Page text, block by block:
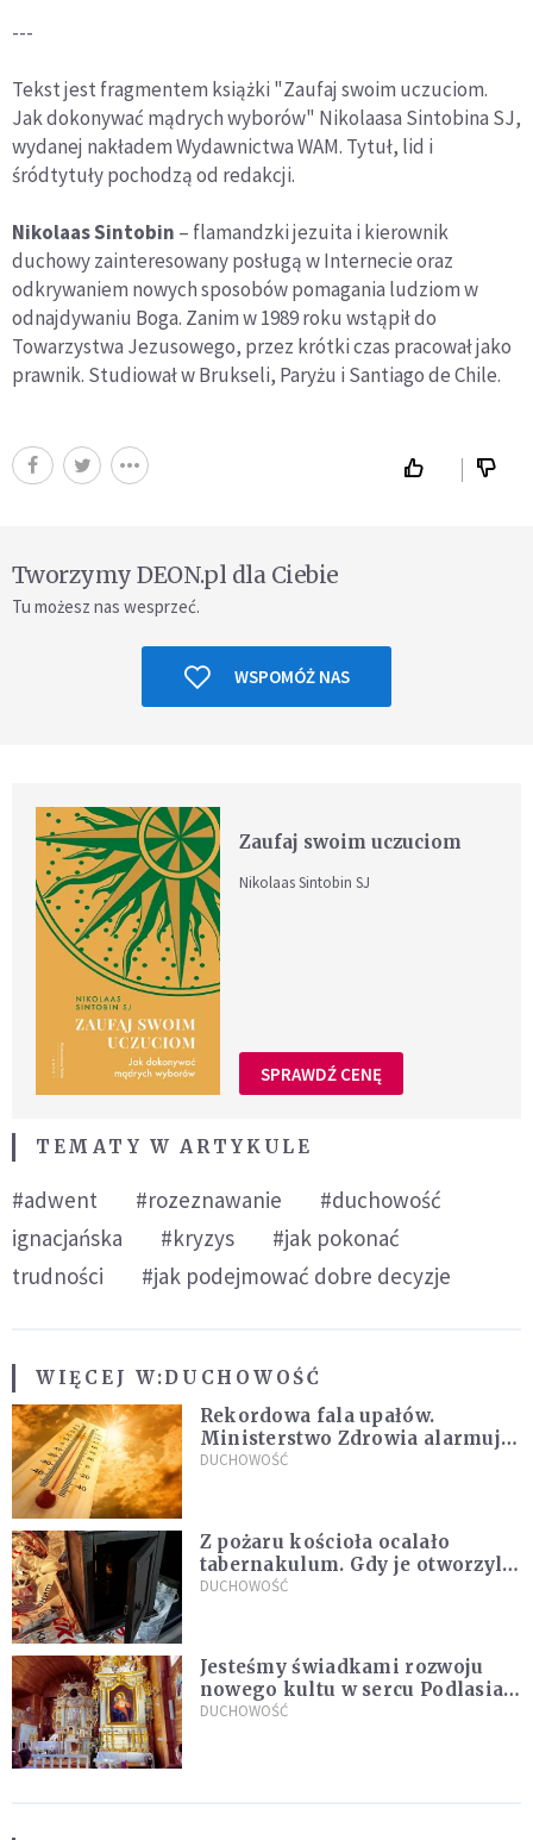
---
Tekst jest fragmentem książki "Zaufaj swoim uczuciom.
Jak dokonywać mądrych wyborów" Nikolaasa Sintobina SJ,
wydanej nakładem Wydawnictwa WAM. Tytuł, lid i
śródtytuły pochodzą od redakcji.
Nikolaas Sintobin – flamandzki jezuita i kierownik
duchowy zainteresowany posługą w Internecie oraz
odkrywaniem nowych sposobów pomagania ludziom w
odnajdywaniu Boga. Zanim w 1989 roku wstąpił do
Towarzystwa Jezusowego, przez krótki czas pracował jako
prawnik. Studiował w Brukseli, Paryżu i Santiago de Chile.
Tworzymy DEON.pl dla Ciebie
Tu możesz nas wesprzeć.
WSPOMÓŻ NAS
Zaufaj swoim uczuciom
Nikolaas Sintobin SJ
SPRAWDŹ CENĘ
TEMATY W ARTYKULE
#adwent #rozeznawanie
#duchowość
ignacjańska
#kryzys
#jak pokonać
trudności
#jak podejmować dobre decyzje
WIĘCEJ W:DUCHOWOŚĆ
Rekordowa fala upałów.
Ministerstwo Zdrowia alarmuje
po doświadczeniach z czerwca
DUCHOWOŚĆ
Z pożaru kościoła ocalało
tabernakulum. Gdy je otworzyli,
"zapach świeżego chleba
DUCHOWOŚĆ
Jesteśmy świadkami rozwoju
nowego kultu w sercu Podlasia.
"Ruszyła prawdziwa lawina
DUCHOWOŚĆ